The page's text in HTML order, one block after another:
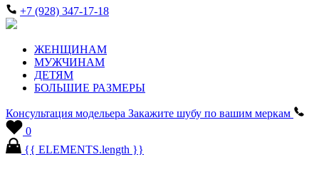
+7 (928) 347-17-18
ЖЕНЩИНАМ
МУЖЧИНАМ
ДЕТЯМ
БОЛЬШИЕ РАЗМЕРЫ
Консультация модельера Закажите шубу по вашим меркам
0
{{ ELEMENTS.length }}